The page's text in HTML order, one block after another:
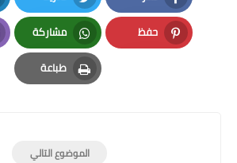
Facebook
Twitter
حفظ
Pinterest
مشاركة
Whatsapp
طباعة
Print
الموضوع التالي